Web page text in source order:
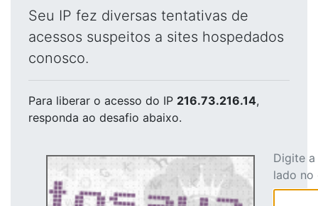
Seu IP fez diversas tentativas de
acessos suspeitos a sites hospedados
conosco.
Para liberar o acesso do IP 216.73.216.14,
responda ao desafio abaixo.
Digite
lado no